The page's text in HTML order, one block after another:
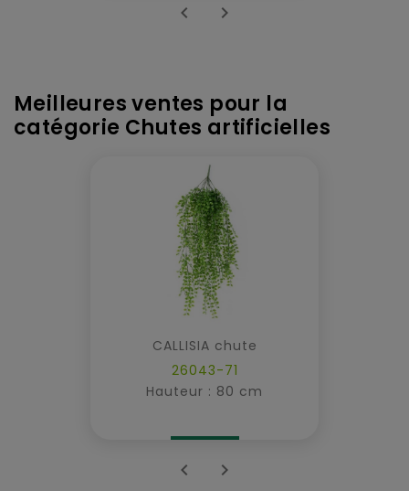
 
Meilleures ventes pour la
catégorie Chutes artificielles
CALLISIA chute
26043-71
Hauteur : 80 cm
 